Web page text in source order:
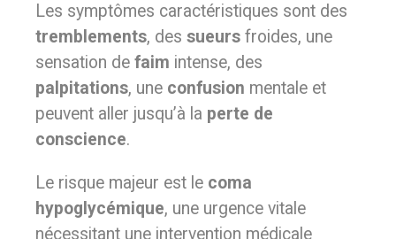
Les symptômes caractéristiques sont des
tremblements, des sueurs froides, une
sensation de faim intense, des
palpitations, une confusion mentale et
peuvent aller jusqu’à la perte de
conscience.
Le risque majeur est le coma
hypoglycémique, une urgence vitale
nécessitant une intervention médicale